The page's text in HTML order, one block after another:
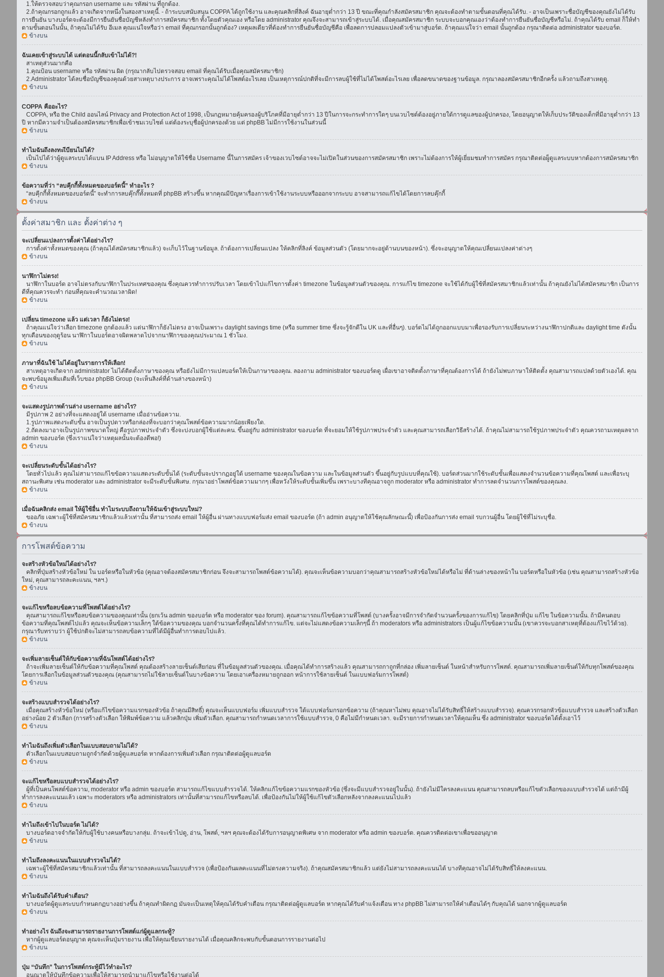
1.ให้ตรวจสอบว่าคุณกรอก username และ รหัสผ่าน ที่ถูกต้อง.
2.ถ้าคุณกรอกถูกแล้ว อาจเกิดจากหนึ่งในสองสาเหตุนี้. - ถ้าระบบสนับสนุน COPPA ได้ถูกใช้งาน และคุณคลิกที่ลิงค์ ฉันอายุต่ำกว่า 13 ปี ขณะที่คุณกำลังสมัครสมาชิก คุณจะต้องทำตามขั้นตอนที่คุณได้รับ. - อาจเป็นเพราะชื่อบัญชีของคุณยังไม่ได้รับ
การยืนยัน บางบอร์ดจะต้องมีการยืนยันชื่อบัญชีหลังทำการสมัครสมาชิก ทั้งโดยตัวคุณเอง หรือโดย administrator คุณจึงจะสามารถเข้าสู่ระบบได้. เมื่อคุณสมัครสมาชิก ระบบจะบอกคุณเองว่าต้องทำการยืนยันชื่อบัญชีหรือไม่. ถ้าคุณได้รับ email ก็ให้ทำ
ตามขั้นตอนในนั้น, ถ้าคุณไม่ได้รับ อีเมล คุณแน่ใจหรือว่า email ที่คุณกรอกนั้นถูกต้อง? เหตุผลเดียวที่ต้องทำการยืนยันชื่อบัญชีคือ เพื่อลดการปลอมแปลงตัวเข้ามาสู่บอร์ด. ถ้าคุณแน่ใจว่า email นั้นถูกต้อง กรุณาติดต่อ administrator ของบอร์ด.
ข้างบน
ฉันเคยเข้าสู่ระบบได้ แต่ตอนนี้กลับเข้าไม่ได้?!
สาเหตุส่วนมากคือ
1.คุณป้อน username หรือ รหัสผ่าน ผิด (กรุณากลับไปตรวจสอบ email ที่คุณได้รับเมื่อคุณสมัครสมาชิก)
2.Administrator ได้ลบชื่อบัญชีของคุณด้วยสาเหตุบางประการ อาจเพราะคุณไม่ได้โพสต์อะไรเลย เป็นเหตุการณ์ปกติที่จะมีการลบผู้ใช้ที่ไม่ได้โพสต์อะไรเลย เพื่อลดขนาดของฐานข้อมูล. กรุณาลองสมัครสมาชิกอีกครั้ง แล้วถามถึงสาเหตุดู.
ข้างบน
COPPA คืออะไร?
COPPA, หรือ the Child ออนไลน์ Privacy and Protection Act of 1998, เป็นกฏหมายคุ้มครองผู้บริโภคที่มีอายุต่ำกว่า 13 ปีในการจะกระทำการใดๆ บนเวบไซต์ต้องอยู่ภายใต้การดูแลของผู้ปกครอง, โดยอนุญาตให้เก็บประวัติของเด็กที่มีอายุต่ำกว่า 13
ปี หากมีความจำเป็นต้องสมัครสมาชิกเพื่อเข้าชมเวบไซต์ แต่ต้องระบุชื่อผู้ปกครองด้วย แต่ phpBB ไม่มีการใช้งานในส่วนนี้
ข้างบน
ทำไมฉันถึงลงทะเีบียนไม่ได้?
เป็นไปได้ว่าผู้ดูแลระบบได้แบน IP Address หรือ ไม่อนุญาตให้ใช้ชื่อ Username นี้ในการสมัคร เจ้าของเวบไซต์อาจจะไม่เปิดในส่วนของการสมัครสมาชิก เพราะไม่ต้องการให้ผู้เยี่ยมชมทำการสมัคร กรุณาติดต่อผู็ดูแลระบบหากต้องการสมัครสมาชิก
ข้างบน
ข้อความที่ว่า “ลบคุีกกี้ทั้งหมดของบอร์ดนี้” ทำอะไร ?
“ลบคุีกกี้ทั้งหมดของบอร์ดนี้” จะทำการลบคุ๊กกี๊ทั้งหมดที่ phpBB สร้างขึ้น หากคุณมีปัญหาเรื่องการเข้าใช้งานระบบหรือออกจากระบบ อาจสามารถแก้ไขได้โดยการลบคุ๊กกี้
ข้างบน
ตั้งค่าสมาชิก และ ตั้งค่าต่าง ๆ
จะเปลี่ยนแปลงการตั้งค่าได้อย่างไร?
การตั้งค่าทั้งหมดของคุณ (ถ้าคุณได้สมัครสมาชิกแล้ว) จะเก็บไว้ในฐานข้อมูล. ถ้าต้องการเปลี่ยนแปลง ให้คลิกที่ลิงค์ ข้อมูลส่วนตัว (โดยมากจะอยู่ด้านบนของหน้า). ซึ่งจะอนุญาตให้คุณเปลี่ยนแปลงค่าต่างๆ
ข้างบน
นาฬิกาไม่ตรง!
นาฬิกาในบอร์ด อาจไม่ตรงกับนาฬิกาในประเทศของคุณ ซึ่งคุณควรทำการปรับเวลา โดยเข้าไปแก้ไขการตั้งค่า timezone ในข้อมูลส่วนตัวของคุณ. การแก้ไข timezone จะใช้ได้กับผู้ใช้ที่สมัครสมาชิกแล้วเท่านั้น ถ้าคุณยังไม่ได้สมัครสมาชิก เป็นการ
ดีที่คุณควรจะทำ ก่อนที่คุณจะคำนวณเวลาผิด!
ข้างบน
เปลี่ยน timezone แล้ว แต่เวลา ก็ยังไม่ตรง!
ถ้าคุณแน่ใจว่าเลือก timezone ถูกต้องแล้ว แต่นาฬิกาก็ยังไม่ตรง อาจเป็นเพราะ daylight savings time (หรือ summer time ซึ่งจะรู้จักดีใน UK และที่อื่นๆ). บอร์ดไม่ได้ถูกออกแบบมาเพื่อรองรับการเปลี่ยนระหว่างนาฬิกาปกติและ daylight time ดังนั้น
ทุกเดือนของฤดูร้อน นาฬิกาในบอร์ดอาจผิดพลาดไปจากนาฬิกาของคุณประมาณ 1 ชั่วโมง.
ข้างบน
ภาษาที่ฉันใช้ ไม่ได้อยู่ในรายการให้เลือก!
สาเหตุอาจเกิดจาก administrator ไม่ได้ติดตั้งภาษาของคุณ หรือยังไม่มีการแปลบอร์ดให้เป็นภาษาของคุณ. ลองถาม administrator ของบอร์ดดู เผื่อเขาอาจติดตั้งภาษาที่คุณต้องการได้ ถ้ายังไม่พบภาษาให้ติดตั้ง คุณสามารถแปลด้วยตัวเองได้. คุณ
จะพบข้อมูลเพิ่มเติมที่เว็บของ phpBB Group (จะเห็นลิงค์ที่ด้านล่างของหน้า)
ข้างบน
จะแสดงรูปภาพด้านล่าง username อย่างไร?
มีรูปภาพ 2 อย่างที่จะแสดงอยู่ใต้ username เมื่ออ่านข้อความ.
1.รูปภาพแสดงระดับขั้น อาจเป็นรูปดาวหรือกล่องที่จะบอกว่าคุณโพสต์ข้อความมากน้อยเพียงใด.
2.ถัดลงมาอาจเป็นรูปภาพขนาดใหญ่ คือรูปภาพประจำตัว ซึ่งจะบ่งบอกผู้ใช้แต่ละคน. ขึ้นอยู่กับ administrator ของบอร์ด ที่จะยอมให้ใช้รูปภาพประจำตัว และคุณสามารถเลือกวิธีสร้างได้. ถ้าคุณไม่สามารถใช้รูปภาพประจำตัว คุณควรถามเหตุผลจาก
admin ของบอร์ด (ซึ่งเราแน่ใจว่าเหตุผลนั้นจะต้องดีพอ!)
ข้างบน
จะเปลี่ยนระดับขั้นได้อย่างไร?
โดยทั่วไปแล้ว คุณไม่สามารถแก้ไขข้อความแสดงระดับขั้นได้ (ระดับขั้นจะปรากฏอยู่ใต้ username ของคุณในข้อความ และในข้อมูลส่วนตัว ขึ้นอยู่กับรูปแบบที่คุณใช้). บอร์ดส่วนมากใช้ระดับขั้นเพื่อแสดงจำนวนข้อความที่คุณโพสต์ และเพื่อระบุ
สถานะพิเศษ เช่น moderator และ administrator จะมีระดับขั้นพิเศษ. กรุณาอย่าโพสต์ข้อความมากๆ เพื่อหวังให้ระดับขั้นเพิ่มขึ้น เพราะบางทีคุณอาจถูก moderator หรือ administrator ทำการลดจำนวนการโพสต์ของคุณลง.
ข้างบน
เมื่อฉันคลิกส่ง email ให้ผู้ใช้อื่น ทำไมระบบถึงถามให้ฉันเข้าสู่ระบบใหม่?
ขออภัย เฉพาะผู้ใช้ที่สมัครสมาชิกแล้วแล้วเท่านั้น ที่สามารถส่ง email ให้ผู้อื่น ผ่านทางแบบฟอร์มส่ง email ของบอร์ด (ถ้า admin อนุญาตให้ใช้คุณลักษณะนี้) เพื่อป้องกันการส่ง email รบกวนผู้อื่น โดยผู้ใช้ที่ไม่ระบุชื่อ.
ข้างบน
การโพสต์ข้อความ
จะสร้างหัวข้อใหม่ได้อย่างไร?
คลิกที่ปุ่มสร้างหัวข้อใหม่ ใน บอร์ดหรือในหัวข้อ (คุณอาจต้องสมัครสมาชิกก่อน จึงจะสามารถโพสต์ข้อความได้). คุณจะเห็นข้อความบอกว่าคุณสามารถสร้างหัวข้อใหม่ได้หรือไม่ ที่ด้านล่างของหน้าใน บอร์ดหรือในหัวข้อ (เช่น คุณสามารถสร้างหัวข้อ
ใหม่, คุณสามารถละคะแนน, ฯลฯ.)
ข้างบน
จะแก้ไขหรือลบข้อความที่โพสต์ได้อย่างไร?
คุณสามารถแก้ไขหรือลบข้อความของคุณเท่านั้น (ยกเว้น admin ของบอร์ด หรือ moderator ของ forum). คุณสามารถแก้ไขข้อความที่โพสต์ (บางครั้งอาจมีการจำกัดจำนวนครั้งของการแก้ไข) โดยคลิกที่ปุ่ม แก้ไข ในข้อความนั้น. ถ้ามีคนตอบ
ข้อความที่คุณโพสต์ไปแล้ว คุณจะเห็นข้อความเล็กๆ ใต้ข้อความของคุณ บอกจำนวนครั้งที่คุณได้ทำการแก้ไข. แต่จะไม่แสดงข้อความเล็กๆนี้ ถ้า moderators หรือ administrators เป็นผู้แก้ไขข้อความนั้น (เขาควรจะบอกสาเหตุที่ต้องแก้ไขไว้ด้วย).
กรุณารับทราบว่า ผู้ใช้ปกติจะไม่สามารถลบข้อความที่ได้มีผู้อื่นทำการตอบไปแล้ว.
ข้างบน
จะเพิ่มลายเซ็นต์ให้กับข้อความที่ฉันโพสต์ได้อย่างไร?
ถ้าจะเพิ่มลายเซ็นต์ให้กับข้อความที่คุณโพสต์ คุณต้องสร้างลายเซ็นต์เสียก่อน ที่ในข้อมูลส่วนตัวของคุณ. เมื่อคุณได้ทำการสร้างแล้ว คุณสามารถกาถูกที่กล่อง เพิ่มลายเซ็นต์ ในหน้าสำหรับการโพสต์. คุณสามารถเพิ่มลายเซ็นต์ให้กับทุกโพสต์ของคุณ
โดยการเลือกในข้อมูลส่วนตัวของคุณ (คุณสามารถไม่ใช้ลายเซ็นต์ในบางข้อความ โดยเอาเครื่องหมายถูกออก หน้าการใช้ลายเซ็นต์ ในแบบฟอร์มการโพสต์)
ข้างบน
จะสร้างแบบสำรวจได้อย่างไร?
เมื่อคุณสร้างหัวข้อใหม่ (หรือแก้ไขข้อความแรกของหัวข้อ ถ้าคุณมีสิทธิ์) คุณจะเห็นแบบฟอร์ม เพิ่มแบบสำรวจ ใต้แบบฟอร์มกรอกข้อความ (ถ้าคุณหาไม่พบ คุณอาจไม่ได้รับสิทธิ์ให้สร้างแบบสำรวจ). คุณควรกรอกหัวข้อแบบสำรวจ และสร้างตัวเลือก
อย่างน้อย 2 ตัวเลือก (การสร้างตัวเลือก ให้พิมพ์ข้อความ แล้วคลิกปุ่ม เพิ่มตัวเลือก. คุณสามารถกำหนดเวลาการใช้แบบสำรวจ, 0 คือไม่มีกำหนดเวลา. จะมีรายการกำหนดเวลาให้คุณเห็น ซึ่ง administrator ของบอร์ดได้ตั้งเอาไว้
ข้างบน
ทำไมฉันถึงเพิ่มตัวเลือกในแบบสอบถามไม่ได้?
ตัวเลือกในแบบสอบถามถูกจำกัดด้วยผู้ดูแลบอร์ด หากต้องการเพิ่มตัวเลือก กรุณาติดต่อผู้ดูแลบอร์ด
ข้างบน
จะแก้ไขหรือลบแบบสำรวจได้อย่างไร?
ผู้ที่เป็นคนโพสต์ข้อความ, moderator หรือ admin ของบอร์ด สามารถแก้ไขแบบสำรวจได้. ให้คลิกแก้ไขข้อความแรกของหัวข้อ (ซึ่งจะมีแบบสำรวจอยู่ในนั้น). ถ้ายังไม่มีใครลงคะแนน คุณสามารถลบหรือแก้ไขตัวเลือกของแบบสำรวจได้ แต่ถ้ามีผู้
ทำการลงคะแนนแล้ว เฉพาะ moderators หรือ administrators เท่านั้นที่สามารถแก้ไขหรือลบได้. เพื่อป้องกันไม่ให้ผู้ใช้แก้ไขตัวเลือกหลังจากลงคะแนนไปแล้ว
ข้างบน
ทำไมถึงเข้าไปในบอร์ด ไม่ได้?
บางบอร์ดอาจจำกัดให้กับผู้ใช้บางคนหรือบางกลุ่ม. ถ้าจะเข้าไปดู, อ่าน, โพสต์, ฯลฯ คุณจะต้องได้รับการอนุญาตพิเศษ จาก moderator หรือ admin ของบอร์ด. คุณควรติดต่อเขาเพื่อขออนุญาต
ข้างบน
ทำไมถึงลงคะแนนในแบบสำรวจไม่ได้?
เฉพาะผู้ใช้ที่สมัครสมาชิกแล้วเท่านั้น ที่สามารถลงคะแนนในแบบสำรวจ (เพื่อป้องกันผลคะแนนที่ไม่ตรงความจริง). ถ้าคุณสมัครสมาชิกแล้ว แต่ยังไม่สามารถลงคะแนนได้ บางทีคุณอาจไม่ได้รับสิทธิ์ให้ลงคะแนน.
ข้างบน
ทำไมฉันถึงได้รับคำเตือน?
บางบอร์ดผู้ดูแลระบบกำหนดกฏบางอย่างขึ้น ถ้าคุณทำผิดกฏ มันจะเป็นเหตุให้คุณได้รับคำเตือน กรุณาติดต่อผู้ดูแลบอร์ด หากคุณได้รับคำแจ้งเตือน ทาง phpBB ไม่สามารถให้คำเตือนได้ๆ กับคุณได้ นอกจากผู้ดูแลบอร์ด
ข้างบน
ทำอย่างไร ฉันถึงจะสามารถรายงานการโพสต์แก่ผู้ดูแลกระทู้?
หากผู้ดูแลบอร์ดอนุญาต คุณจะเห็นปุ่มรายงาน เพื่อให้คุณเขียนรายงานได้ เมื่อคุณคลิกจะพบกับขั้นตอนการรายงานต่อไป
ข้างบน
ปุ่ม “บันทึก” ในการโพสต์กระทู้มีไว้ทำอะไร?
อนุณาตให้บันทึกข้อความเพื่อให้สามารถนำมาแก้ไขหรือใช้งานต่อได้